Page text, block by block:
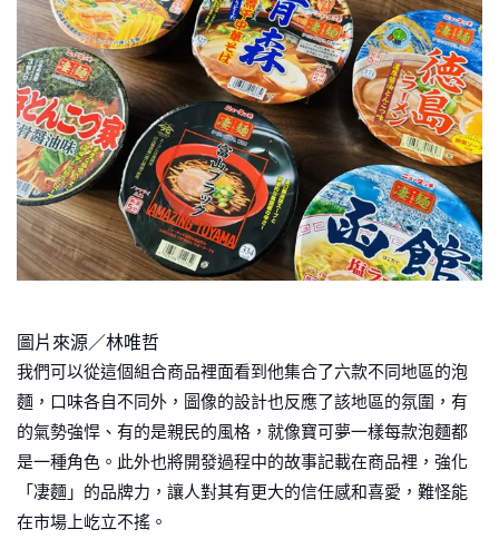
圖片來源／林唯哲
我們可以從這個組合商品裡面看到他集合了六款不同地區的泡
麵，口味各自不同外，圖像的設計也反應了該地區的氛圍，有
的氣勢強悍、有的是親民的風格，就像寶可夢一樣每款泡麵都
是一種角色。此外也將開發過程中的故事記載在商品裡，強化
「凄麵」的品牌力，讓人對其有更大的信任感和喜愛，難怪能
在市場上屹立不搖。